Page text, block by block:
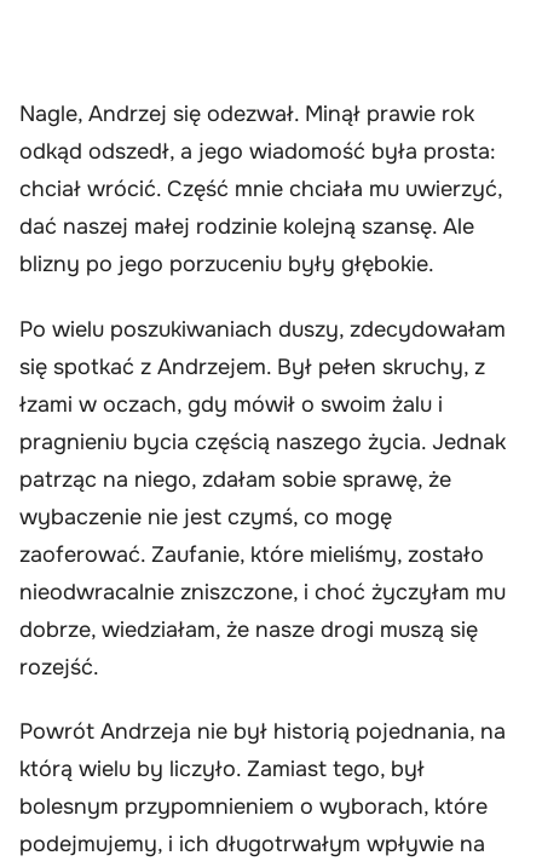
Nagle, Andrzej się odezwał. Minął prawie rok
odkąd odszedł, a jego wiadomość była prosta:
chciał wrócić. Część mnie chciała mu uwierzyć,
dać naszej małej rodzinie kolejną szansę. Ale
blizny po jego porzuceniu były głębokie.
Po wielu poszukiwaniach duszy, zdecydowałam
się spotkać z Andrzejem. Był pełen skruchy, z
łzami w oczach, gdy mówił o swoim żalu i
pragnieniu bycia częścią naszego życia. Jednak
patrząc na niego, zdałam sobie sprawę, że
wybaczenie nie jest czymś, co mogę
zaoferować. Zaufanie, które mieliśmy, zostało
nieodwracalnie zniszczone, i choć życzyłam mu
dobrze, wiedziałam, że nasze drogi muszą się
rozejść.
Powrót Andrzeja nie był historią pojednania, na
którą wielu by liczyło. Zamiast tego, był
bolesnym przypomnieniem o wyborach, które
podejmujemy, i ich długotrwałym wpływie na